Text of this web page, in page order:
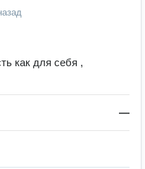
как для себя ,
—